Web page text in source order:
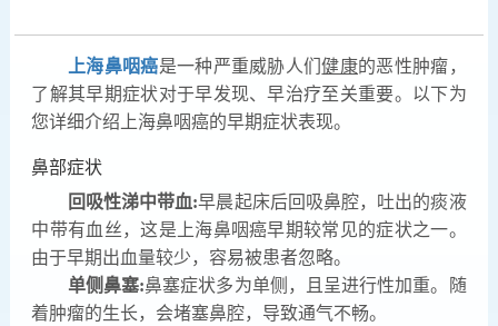
上海鼻咽癌是一种严重威胁人们健康的恶性肿瘤，
了解其早期症状对于早发现、早治疗至关重要。以下为
您详细介绍上海鼻咽癌的早期症状表现。
鼻部症状
回吸性涕中带血:早晨起床后回吸鼻腔，吐出的痰液
中带有血丝，这是上海鼻咽癌早期较常见的症状之一。
由于早期出血量较少，容易被患者忽略。
单侧鼻塞:鼻塞症状多为单侧，且呈进行性加重。随
着肿瘤的生长，会堵塞鼻腔，导致通气不畅。